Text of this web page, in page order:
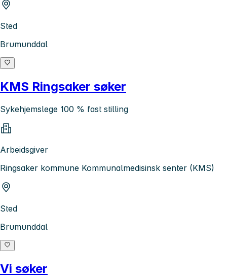
Sted
Brumunddal
KMS Ringsaker søker
Sykehjemslege 100 % fast stilling
Arbeidsgiver
Ringsaker kommune Kommunalmedisinsk senter (KMS)
Sted
Brumunddal
Vi søker